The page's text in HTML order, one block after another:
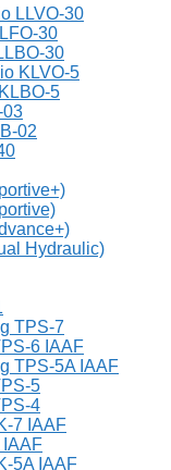
LLVO-30
30
30
KLVO-5
5
03
02
Hydraulic)
TPS-7
6 IAAF
TPS-5A IAAF
5
4
7 IAAF
IAAF
5A IAAF